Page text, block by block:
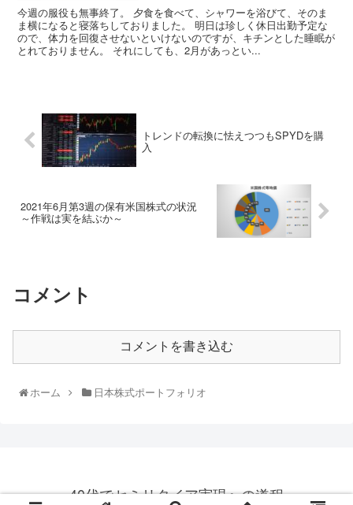
今週の服役も無事終了。 夕食を食べて、シャワーを浴びて、そのま
ま横になると寝落ちしておりました。 明日は珍しく休日出勤予定な
ので、体力を回復させないといけないのですが、キチンとした睡眠が
とれておりません。 それにしても、2月があっとい...
トレンドの転換に怯えつつもSPYDを購
入
2021年6月第3週の保有米国株式の状況
～作戦は実を結ぶか～
コメント
コメントを書き込む
ホーム 日本株式ポートフォリオ
40代でセミリタイア実現への道程